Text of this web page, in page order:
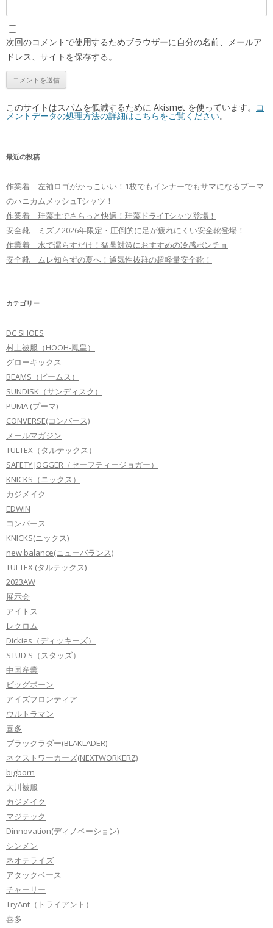
次回のコメントで使用するためブラウザーに自分の名前、メールア
ドレス、サイトを保存する。
このサイトはスパムを低減するために Akismet を使っています。 コ
メントデータの処理方法の詳細はこちらをご覧ください。
最近の投稿
作業着｜左袖ロゴがかっこいい！1枚でもインナーでもサマになるプーマ
のハニカムメッシュTシャツ！
作業着｜珪藻土でさらっと快適！珪藻ドライTシャツ登場！
安全靴｜ミズノ2026年限定・圧倒的に足が疲れにくい安全靴登場！
作業着｜水で濡らすだけ！猛暑対策におすすめの冷感ポンチョ
安全靴｜ムレ知らずの夏へ！通気性抜群の超軽量安全靴！
カテゴリー
DC SHOES
村上被服（HOOH-鳳皇）
グローキックス
BEAMS（ビームス）
SUNDISK（サンディスク）
PUMA (プーマ)
CONVERSE(コンバース)
メールマガジン
TULTEX（タルテックス）
SAFETY JOGGER（セーフティージョガー）
KNICKS（ニックス）
カジメイク
EDWIN
コンバース
KNICKS(ニックス)
new balance(ニューバランス)
TULTEX (タルテックス)
2023AW
展示会
アイトス
レクロム
Dickies（ディッキーズ）
STUD'S（スタッズ）
中国産業
ビッグボーン
アイズフロンティア
ウルトラマン
喜多
ブラックラダー(BLAKLADER)
ネクストワーカーズ(NEXTWORKERZ)
bigborn
大川被服
カジメイク
マジテック
Dinnovation(ディノベーション)
シンメン
ネオテライズ
アタックベース
チャーリー
TryAnt（トライアント）
喜多